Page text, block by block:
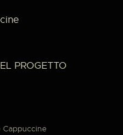
PROGETTO
Cappuccine